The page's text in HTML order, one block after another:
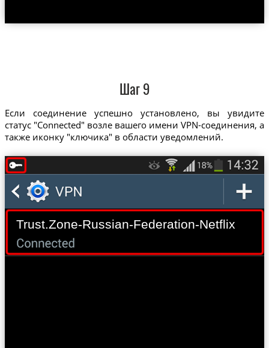
Шаг 9
Если соединение успешно установлено, вы увидите
статус "Connected" возле вашего имени VPN-соединения, а
также иконку "ключика" в области уведомлений.
Trust.Zone-Russian-Federation-Netflix